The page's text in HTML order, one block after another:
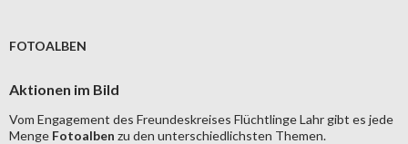
FOTOALBEN
Aktionen im Bild
Vom Engagement des Freundeskreises Flüchtlinge Lahr gibt es jede
Menge Fotoalben zu den unterschiedlichsten Themen.